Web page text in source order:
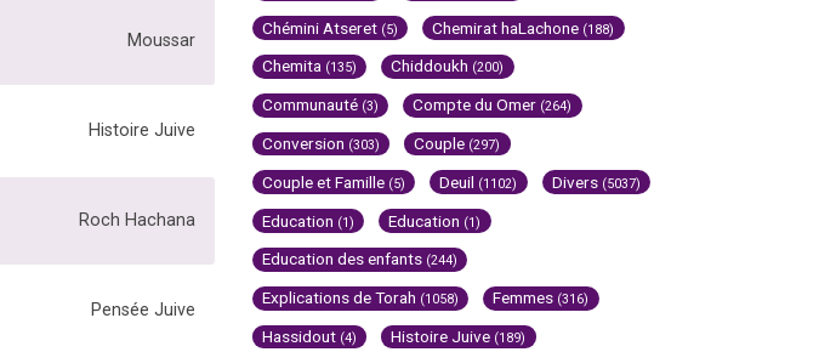
Moussar
Histoire Juive
Roch Hachana
Pensée Juive
Chémini Atseret (5) Chemirat haLachone (188)
Chemita (135) Chiddoukh (200)
Communauté (3) Compte du Omer (264)
Conversion (303) Couple (297)
Couple et Famille (5) Deuil (1102) Divers (5037)
Education (1) Education (1)
Education des enfants (244)
Explications de Torah (1058) Femmes (316)
Hassidout (4) Histoire Juive (189)